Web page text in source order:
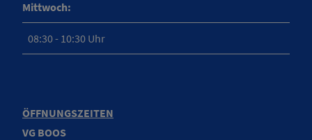
Mittwoch:
08:30 - 10:30 Uhr
ÖFFNUNGSZEITEN
VG BOOS